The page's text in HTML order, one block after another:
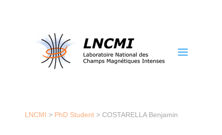
a
LNCMI > PhD Student> COSTARELLA Benjamin